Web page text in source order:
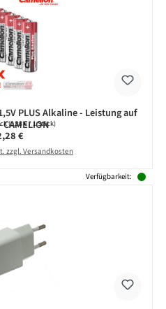
PLUS Alkaline - Leistung auf
(0,38 € / 1 Stück)
Preis:
€
zzgl. Versandkosten
Verfügbarkeit: